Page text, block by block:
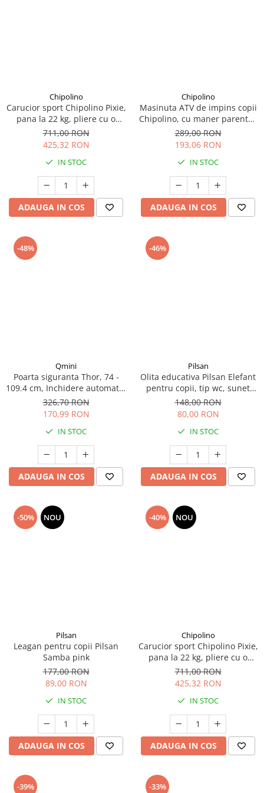
Chipolino
Carucior sport Chipolino Pixie,
pana la 22 kg, pliere cu o
singura mana, cu maner de
transport, Pink marshmallow
711,00 RON
425,32 RON
IN STOC
ADAUGA IN COS
Chipolino
Masinuta ATV de impins copii
Chipolino, cu maner parental,
rosu, 3+ ani
289,00 RON
193,06 RON
IN STOC
ADAUGA IN COS
-48%
Qmini
Poarta siguranta Thor, 74 -
109.4 cm, Inchidere automata,
Sistem dublu de blocare, Otel
326,70 RON
170,99 RON
IN STOC
ADAUGA IN COS
-46%
Pilsan
Olita educativa Pilsan Elefant
pentru copii, tip wc, sunet
sifon, suport hartie
148,00 RON
80,00 RON
IN STOC
ADAUGA IN COS
-50% NOU
Pilsan
Leagan pentru copii Pilsan
Samba pink
177,00 RON
89,00 RON
IN STOC
ADAUGA IN COS
-40% NOU
Chipolino
Carucior sport Chipolino Pixie,
pana la 22 kg, pliere cu o
singura mana, cu maner de
transport, Basil
711,00 RON
425,32 RON
IN STOC
ADAUGA IN COS
-39% -33%